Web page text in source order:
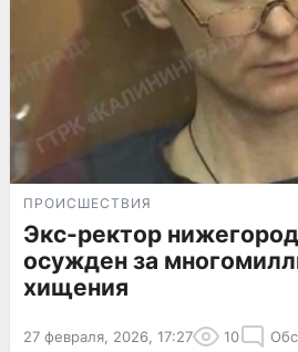
ПРОИСШЕСТВИЯ
Экс-ректор
осужден за
хищения
27 февраля, 2026, 17:27 10